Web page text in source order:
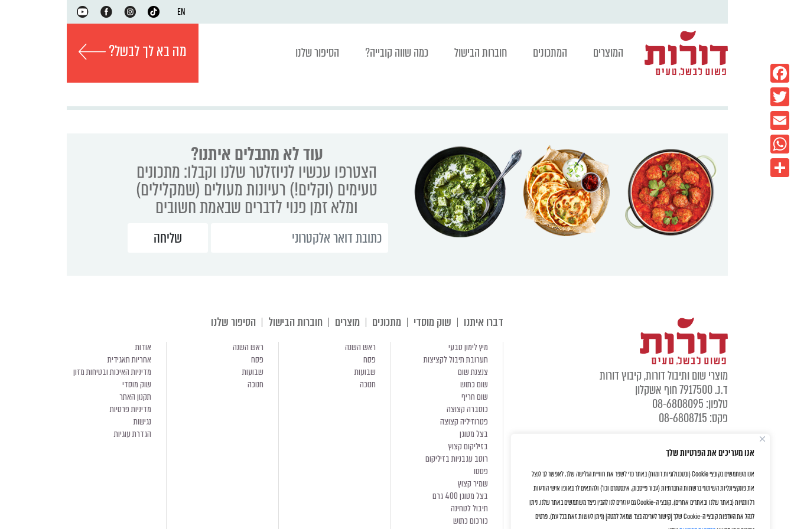
אנו מעריכים את הפרטיות שלך
אנו משתמשים בקובצי Cookie (ובטכנולוגיות דומות) באתר כדי לשפר את חוויית הגלישה שלך, לאפשר לך לנצל
את פונקציונליות השיתוף ברשתות החברתיות (עבור פייסבוק, אינסטגרם וכו') ולהתאים לך באופן אישי הודעות
רלוונטיות (באתר שלנו ובאתרים אחרים). קובצי ה-Cookie גם עוזרים לנו להבין כיצד משתמשים באתר שלנו. ניתן
לנהל את העדפות קובצי ה-Cookie שלך [קישור לעריכה בצד שמאל למטה] (ניתן לעשות זאת בכל עת). פרטים
EN
המוצרים המתכונים חוברות הבישול כמה שווה קובייה? הסיפור שלנו מה בא לך לבשל?
עוד לא מתבלים איתנו?
הצטרפו עכשיו לניוזלטר שלנו וקבלו: מתכונים
טעימים (וקלים!) רעיונות מעולים (שמקלילים)
ומלא זמן פנוי לדברים שבאמת חשובים
מוצרי שום ותיבול דורות, קיבוץ דורות
ד.נ. 7917500 חוף אשקלון
טלפון: 08-6808095
פקס: 08-6808715
דברו איתנו שוק מוסדי מתכונים מוצרים חוברות הבישול הסיפור שלנו
מיץ לימון טבעי
תערובת תיבול לקציצות
צנצנת שום
שום כתוש
שום חריף
כוסברה קצוצה
פטרוזיליה קצוצה
בצל מטוגן
בזיליקום קצוץ
רוטב עגבניות בזיליקום
פסטו
שמיר קצוץ
בצל מטוגן 400 גרם
תיבול לטחינה
כורכום כתוש
ראש השנה
פסח
שבועות
חנוכה
ראש השנה
פסח
שבועות
חנוכה
אודות
אחריות תאגידית
מדיניות האיכות ובטיחות מזון
שוק מוסדי
תקנון האתר
מדיניות פרטיות
נגישות
הגדרת עוגיות
Facebook
Twitter
Email
WhatsApp